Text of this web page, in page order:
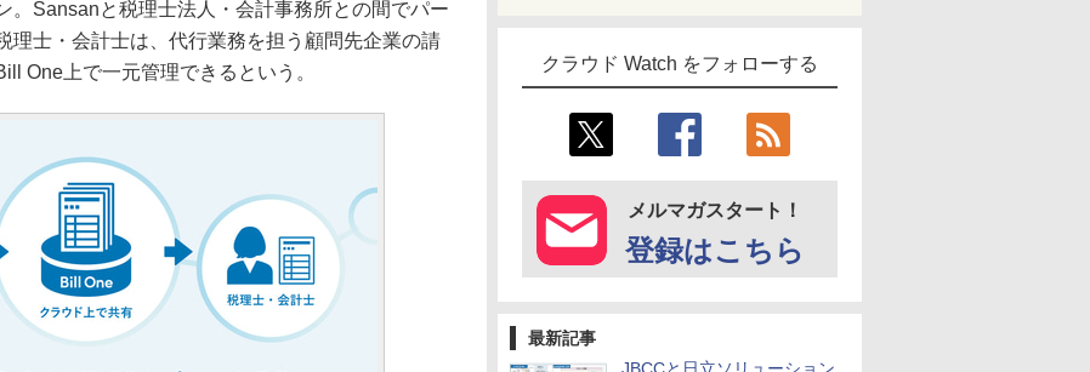
クラウド Watch をフォローする
メルマガスタート！
登録はこちら
最新記事
。Sansanと税理士法人・会計事務所との間でパー
理士・会計士は、代行業務を担う顧問先企業の請
One上で一元管理できるという。